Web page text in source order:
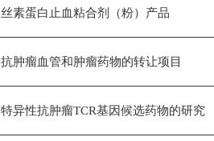
丝素蛋白止血粘合剂（粉）产品
抗肿瘤血管和肿瘤药物的转让项目
特异性抗肿瘤TCR基因候选药物的研究